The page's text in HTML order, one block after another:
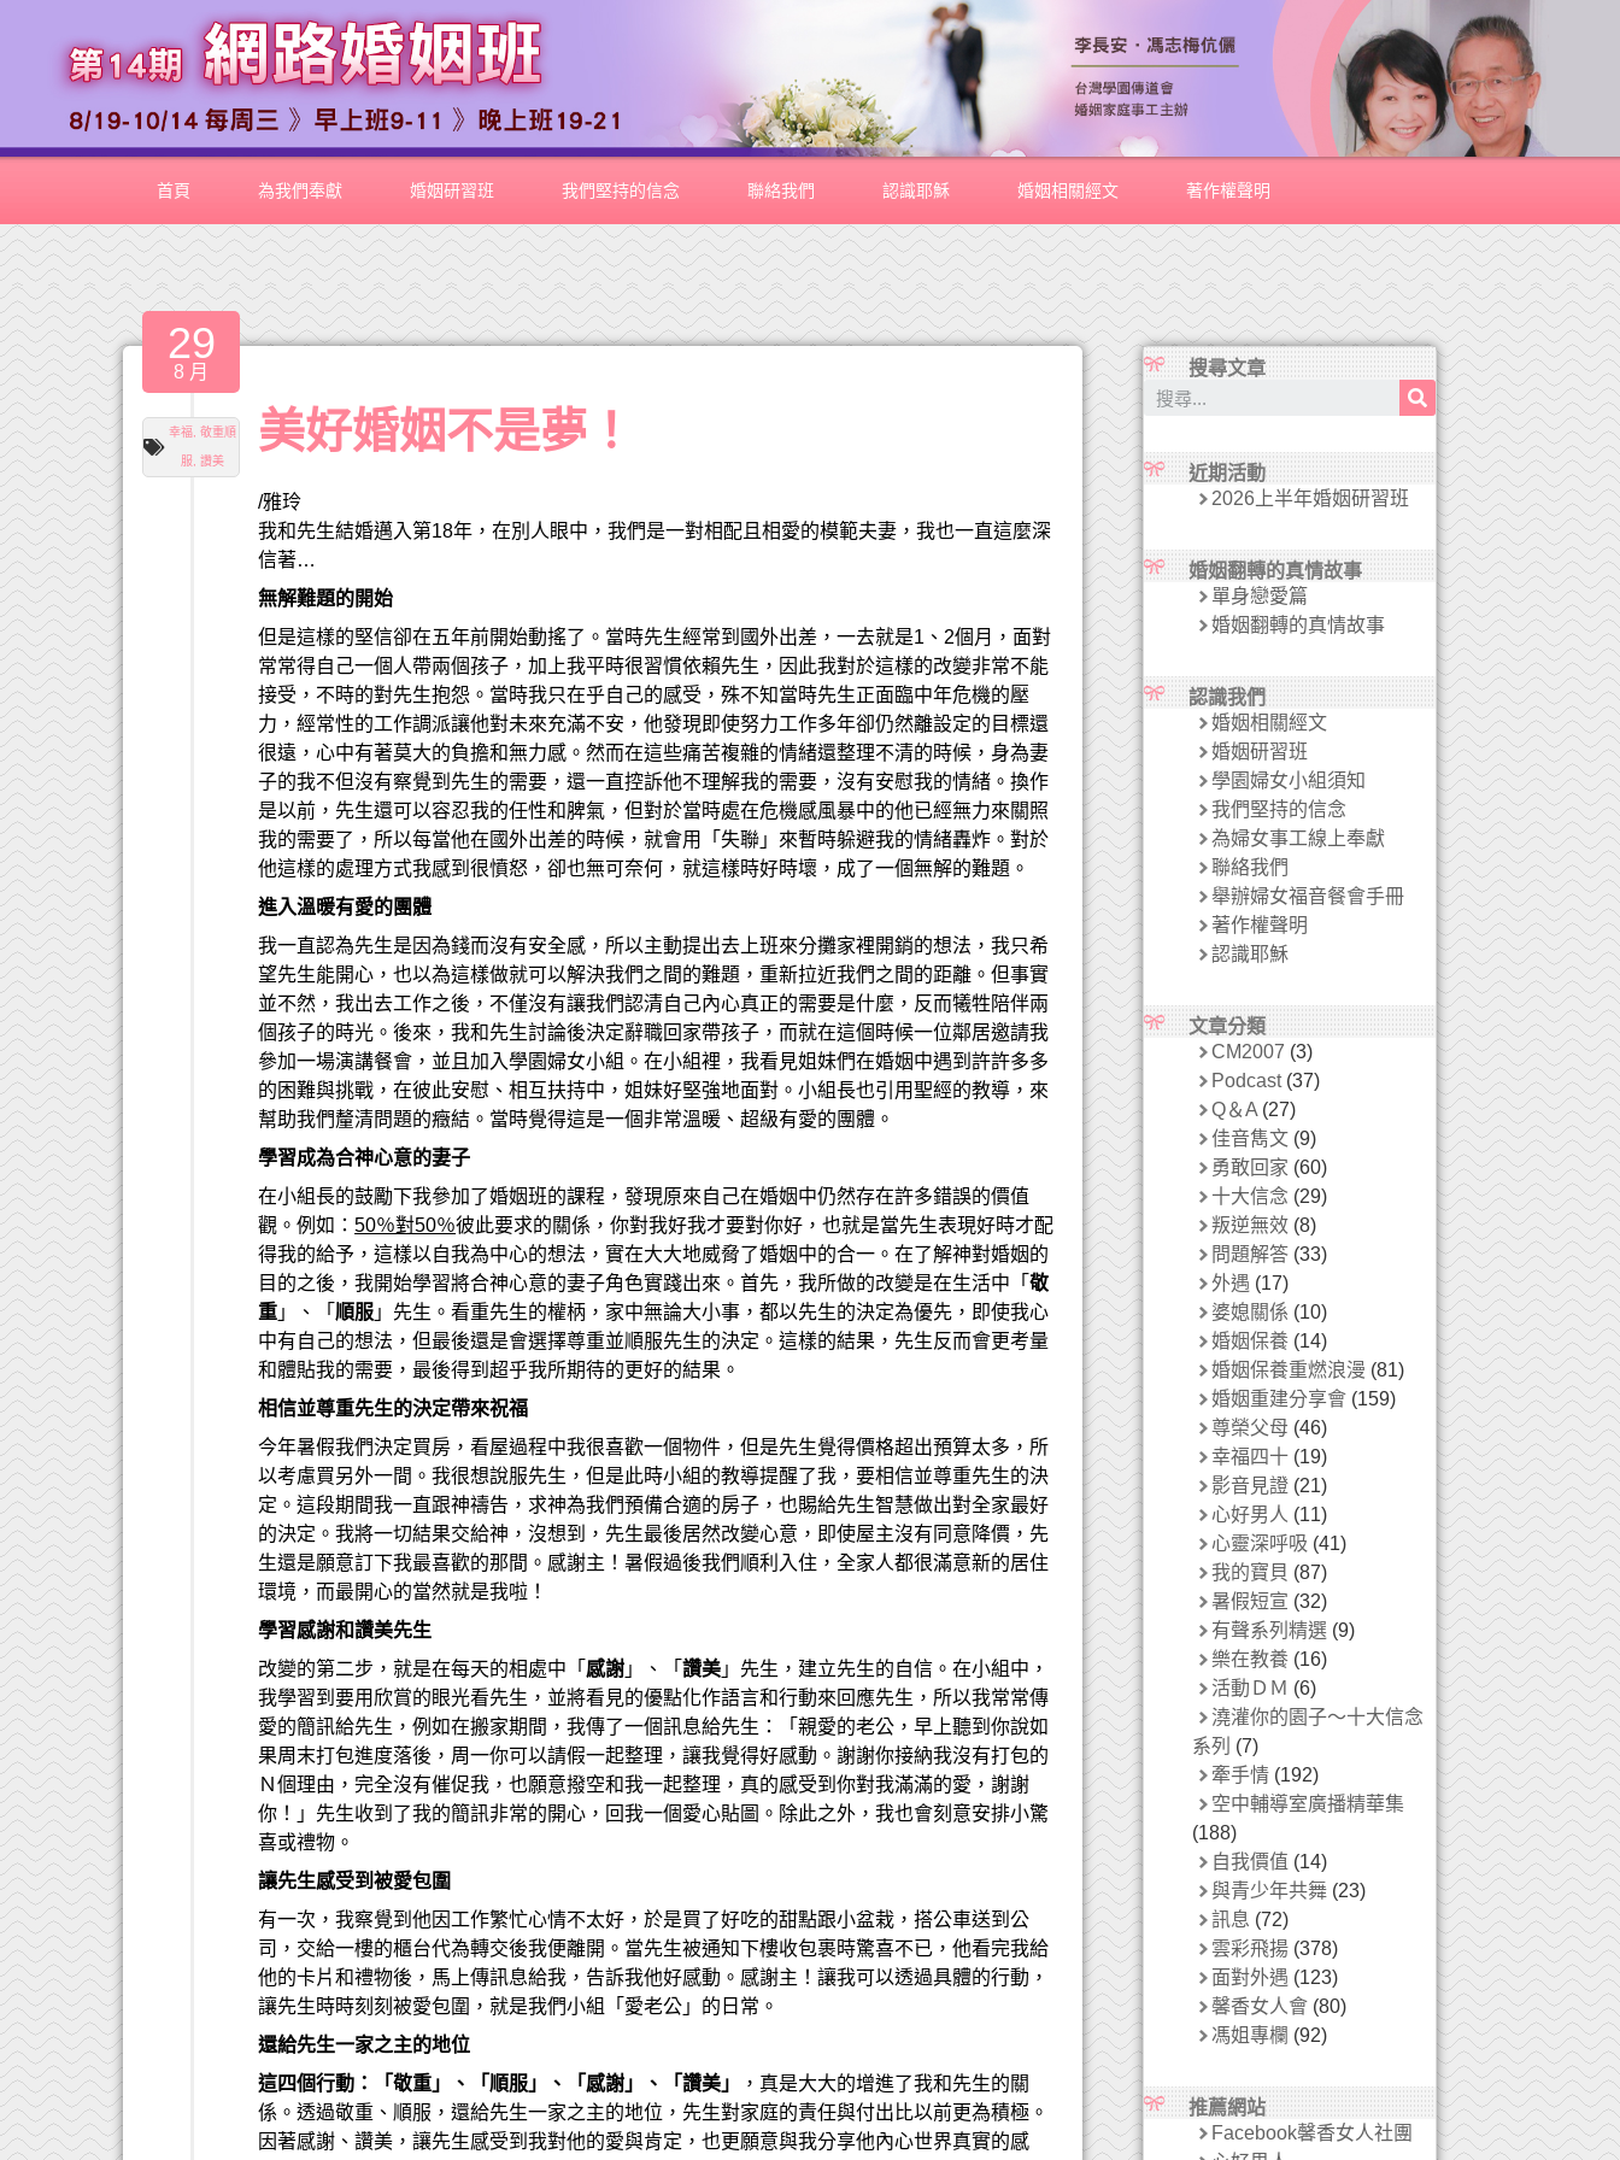
首頁 為我們奉獻 婚姻研習班 我們堅持的信念 聯絡我們 認識耶穌 婚姻相關經文 著作權聲明
29
8 月
幸福 ,敬重順
服 ,讚美
美好婚姻不是夢！
/雅玲
我和先生結婚邁入第18年，在別人眼中，我們是一對相配且相愛的模範夫妻，我也一直這麼深
信著…
無解難題的開始
但是這樣的堅信卻在五年前開始動搖了。當時先生經常到國外出差，一去就是1、2個月，面對
常常得自己一個人帶兩個孩子，加上我平時很習慣依賴先生，因此我對於這樣的改變非常不能
接受，不時的對先生抱怨。當時我只在乎自己的感受，殊不知當時先生正面臨中年危機的壓
力，經常性的工作調派讓他對未來充滿不安，他發現即使努力工作多年卻仍然離設定的目標還
很遠，心中有著莫大的負擔和無力感。然而在這些痛苦複雜的情緒還整理不清的時候，身為妻
子的我不但沒有察覺到先生的需要，還一直控訴他不理解我的需要，沒有安慰我的情緒。換作
是以前，先生還可以容忍我的任性和脾氣，但對於當時處在危機感風暴中的他已經無力來關照
我的需要了，所以每當他在國外出差的時候，就會用「失聯」來暫時躲避我的情緒轟炸。對於
他這樣的處理方式我感到很憤怒，卻也無可奈何，就這樣時好時壞，成了一個無解的難題。
進入溫暖有愛的團體
我一直認為先生是因為錢而沒有安全感，所以主動提出去上班來分攤家裡開銷的想法，我只希
望先生能開心，也以為這樣做就可以解決我們之間的難題，重新拉近我們之間的距離。但事實
並不然，我出去工作之後，不僅沒有讓我們認清自己內心真正的需要是什麼，反而犧牲陪伴兩
個孩子的時光。後來，我和先生討論後決定辭職回家帶孩子，而就在這個時候一位鄰居邀請我
參加一場演講餐會，並且加入學園婦女小組。在小組裡，我看見姐妹們在婚姻中遇到許許多多
的困難與挑戰，在彼此安慰、相互扶持中，姐妹好堅強地面對。小組長也引用聖經的教導，來
幫助我們釐清問題的癥結。當時覺得這是一個非常溫暖、超級有愛的團體。
學習成為合神心意的妻子
在小組長的鼓勵下我參加了婚姻班的課程，發現原來自己在婚姻中仍然存在許多錯誤的價值
觀。例如：50％對50％彼此要求的關係，你對我好我才要對你好，也就是當先生表現好時才配
得我的給予，這樣以自我為中心的想法，實在大大地威脅了婚姻中的合一。在了解神對婚姻的
目的之後，我開始學習將合神心意的妻子角色實踐出來。首先，我所做的改變是在生活中「敬
重 」、「 順服 」先生。看重先生的權柄，家中無論大小事，都以先生的決定為優先，即使我心
中有自己的想法，但最後還是會選擇尊重並順服先生的決定。這樣的結果，先生反而會更考量
和體貼我的需要，最後得到超乎我所期待的更好的結果。
相信並尊重先生的決定帶來祝福
今年暑假我們決定買房，看屋過程中我很喜歡一個物件，但是先生覺得價格超出預算太多，所
以考慮買另外一間。我很想說服先生，但是此時小組的教導提醒了我，要相信並尊重先生的決
定。這段期間我一直跟神禱告，求神為我們預備合適的房子，也賜給先生智慧做出對全家最好
的決定。我將一切結果交給神，沒想到，先生最後居然改變心意，即使屋主沒有同意降價，先
生還是願意訂下我最喜歡的那間。感謝主！暑假過後我們順利入住，全家人都很滿意新的居住
環境，而最開心的當然就是我啦！
學習感謝和讚美先生
改變的第二步，就是在每天的相處中「 感謝 」、「讚美 」先生，建立先生的自信。在小組中，
我學習到要用欣賞的眼光看先生，並將看見的優點化作語言和行動來回應先生，所以我常常傳
愛的簡訊給先生，例如在搬家期間，我傳了一個訊息給先生：「親愛的老公，早上聽到你說如
果周末打包進度落後，周一你可以請假一起整理，讓我覺得好感動。謝謝你接納我沒有打包的
Ｎ個理由，完全沒有催促我，也願意撥空和我一起整理，真的感受到你對我滿滿的愛，謝謝
你！」先生收到了我的簡訊非常的開心，回我一個愛心貼圖。除此之外，我也會刻意安排小驚
喜或禮物。
讓先生感受到被愛包圍
有一次，我察覺到他因工作繁忙心情不太好，於是買了好吃的甜點跟小盆栽，搭公車送到公
司，交給一樓的櫃台代為轉交後我便離開。當先生被通知下樓收包裹時驚喜不已，他看完我給
他的卡片和禮物後，馬上傳訊息給我，告訴我他好感動。感謝主！讓我可以透過具體的行動，
讓先生時時刻刻被愛包圍，就是我們小組「愛老公」的日常。
還給先生一家之主的地位
這四個行動：「敬重」、「順服」、「感謝」、「讚美」
，真是大大的增進了我和先生的關
係。透過敬重、順服，還給先生一家之主的地位，先生對家庭的責任與付出比以前更為積極。
因著感謝、讚美，讓先生感受到我對他的愛與肯定，也更願意與我分享他內心世界真實的感
搜尋文章
近期活動
2026上半年婚姻研習班
婚姻翻轉的真情故事
單身戀愛篇
婚姻翻轉的真情故事
認識我們
婚姻相關經文
婚姻研習班
學園婦女小組須知
我們堅持的信念
為婦女事工線上奉獻
聯絡我們
舉辦婦女福音餐會手冊
著作權聲明
認識耶穌
文章分類
CM2007 (3)
Podcast(37)
Q＆A(27)
佳音雋文(9)
勇敢回家 (60)
十大信念 (29)
叛逆無效(8)
問題解答(33)
外遇 (17)
婆媳關係 (10)
婚姻保養(14)
婚姻保養重燃浪漫 (81)
婚姻重建分享會(159)
尊榮父母 (46)
幸福四十(19)
影音見證(21)
心好男人 (11)
心靈深呼吸 (41)
我的寶貝 (87)
暑假短宣 (32)
有聲系列精選(9)
樂在教養(16)
活動ＤＭ (6)
澆灌你的園子～十大信念
系列 (7)
牽手情(192)
空中輔導室廣播精華集
(188)
自我價值 (14)
與青少年共舞(23)
訊息 (72)
雲彩飛揚(378)
面對外遇 (123)
馨香女人會(80)
馮姐專欄 (92)
推薦網站
Facebook馨香女人社團